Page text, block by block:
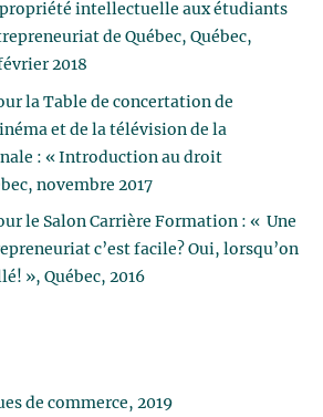
intellectuelle aux étudiants
de Québec, Québec,
2018
la Table de concertation de
et de la télévision de la
: « Introduction au droit
novembre 2017
le Salon Carrière Formation : « Une
c’est facile? Oui, lorsqu’on
», Québec, 2016
de commerce, 2019